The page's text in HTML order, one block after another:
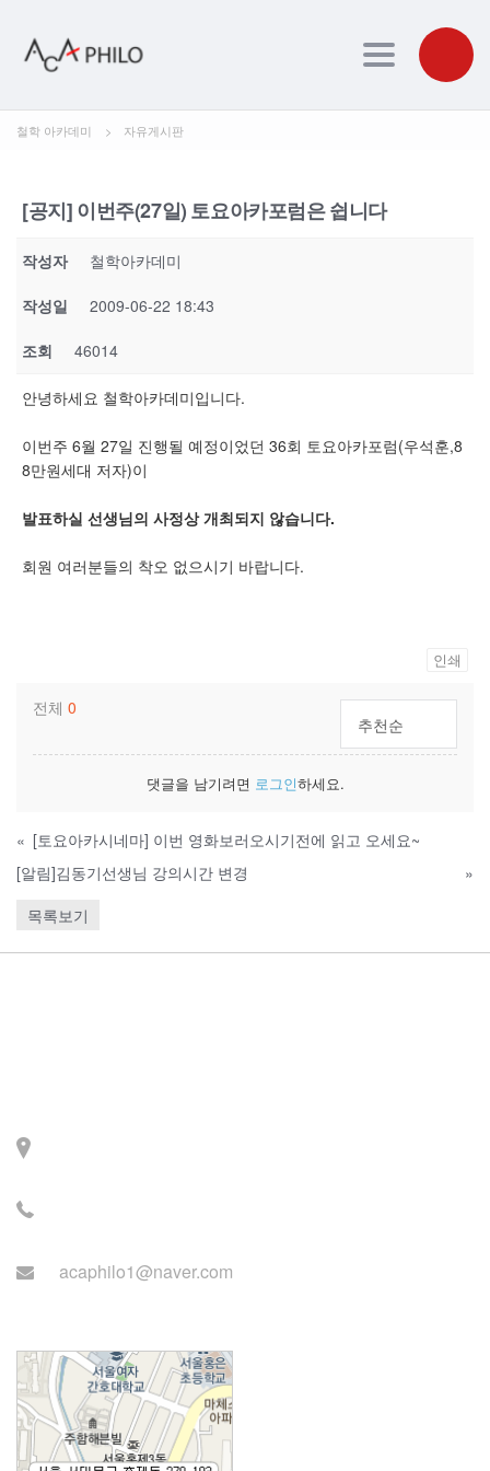
Toggle
철학 아카데미 > 자유게시판
[공지] 이번주(27일) 토요아카포럼은 쉽니다
작성자 철학아카데미
작성일 2009-06-22 18:43
조회 46014
안녕하세요 철학아카데미입니다.
이번주 6월 27일 진행될 예정이었던 36회 토요아카포럼(우석훈,8
8만원세대 저자)이
발표하실 선생님의 사정상 개최되지 않습니다.
회원 여러분들의 착오 없으시기 바랍니다.
인쇄
전체 0
추천순
댓글을 남기려면 로그인하세요.
« [토요아카시네마] 이번 영화보러오시기전에 읽고 오세요~
[알림]김동기선생님 강의시간 변경
»
목록보기
acaphilo1@naver.com